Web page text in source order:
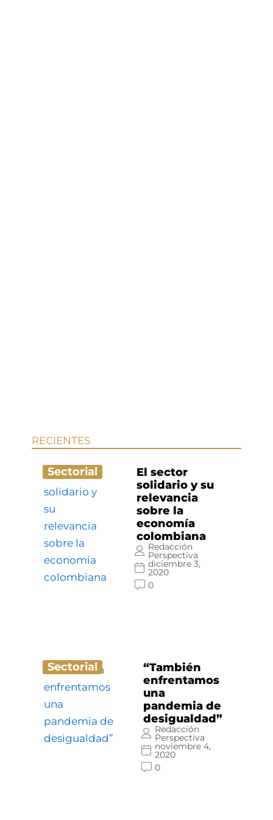
RECIENTES
Sectorial
El sector
solidario y su
relevancia
sobre la
economía
colombiana
Redacción
Perspectiva
diciembre 3,
2020
0
Sectorial
“También
enfrentamos
una
pandemia de
desigualdad”
Redacción
Perspectiva
noviembre 4,
2020
0